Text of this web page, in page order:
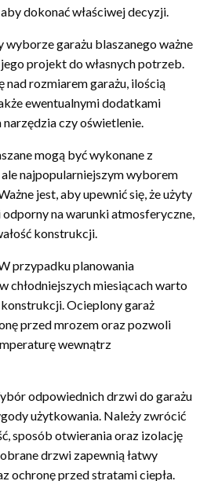
dokonać właściwej decyzji.
wyborze garażu blaszanego ważne
projekt do własnych potrzeb.
nad rozmiarem garażu, ilością
ewentualnymi dodatkami
czy oświetlenie.
mogą być wykonane z
najpopularniejszym wyborem
jest, aby upewnić się, że użyty
odporny na warunki atmosferyczne,
konstrukcji.
przypadku planowania
chłodniejszych miesiącach warto
Ocieplony garaż
przed mrozem oraz pozwoli
wewnątrz
odpowiednich drzwi do garażu
użytkowania. Należy zwrócić
sposób otwierania oraz izolację
drzwi zapewnią łatwy
ochronę przed stratami ciepła.